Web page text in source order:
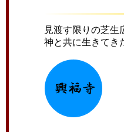
見渡す限りの芝生
神と共に生きて